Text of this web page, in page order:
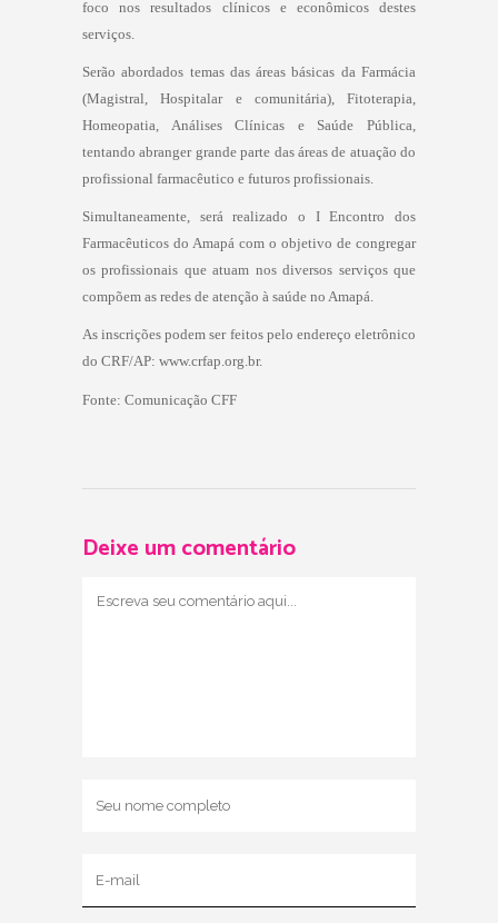
foco nos resultados clínicos e econômicos destes
serviços.
Serão abordados temas das áreas básicas da Farmácia
(Magistral, Hospitalar e comunitária), Fitoterapia,
Homeopatia, Análises Clínicas e Saúde Pública,
tentando abranger grande parte das áreas de atuação do
profissional farmacêutico e futuros profissionais.
Simultaneamente, será realizado o I Encontro dos
Farmacêuticos do Amapá com o objetivo de congregar
os profissionais que atuam nos diversos serviços que
compõem as redes de atenção à saúde no Amapá.
As inscrições podem ser feitos pelo endereço eletrônico
do CRF/AP: www.crfap.org.br.
Fonte: Comunicação CFF
Deixe um comentário